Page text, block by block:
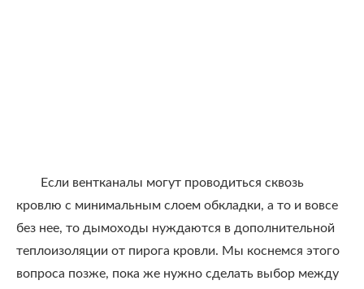
Если вентканалы могут проводиться сквозь
кровлю с минимальным слоем обкладки, а то и вовсе
без нее, то дымоходы нуждаются в дополнительной
теплоизоляции от пирога кровли. Мы коснемся этого
вопроса позже, пока же нужно сделать выбор между